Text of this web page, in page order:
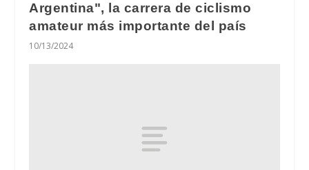
Argentina", la carrera de ciclismo
amateur más importante del país
10/13/2024